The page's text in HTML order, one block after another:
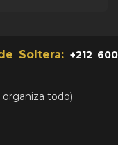
Soltera: +212 600
todo)